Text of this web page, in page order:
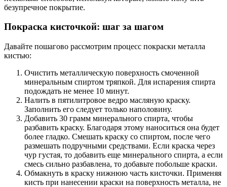
безупречное покрытие.
Покраска кисточкой: шаг за шагом
Давайте пошагово рассмотрим процесс покраски металла
кистью:
Очистить металлическую поверхность смоченной
минеральным спиртом тряпкой. Для испарения спирта
подождать не менее 10 минут.
Налить в пятилитровое ведро масляную краску.
Заполнить его следует только наполовину.
Добавить 30 грамм минерального спирта, чтобы
разбавить краску. Благодаря этому наноситься она будет
более гладко. Смешать краску со спиртом, после чего
размешать подручными средствами. Если краска через
чур густая, то добавить еще минерального спирта, а если
смесь сильно разбавлена, то добавьте побольше краски.
Обмакнуть в краску нижнюю часть кисточки. Применяя
кисть при нанесении краски на поверхность металла, не